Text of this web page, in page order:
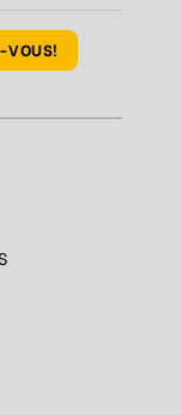
VOUS!